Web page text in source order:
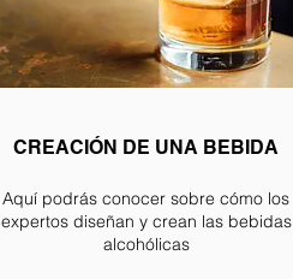
CREACIÓN DE UNA BEBIDA
Aquí podrás conocer sobre cómo los
expertos diseñan y crean las bebidas
alcohólicas